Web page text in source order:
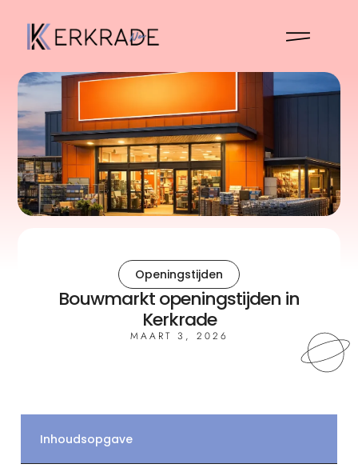
Openingstijden
Bouwmarkt openingstijden in
Kerkrade
MAART 3, 2026
Inhoudsopgave